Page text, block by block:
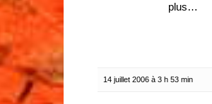
plus…
14 juillet 2006 à 3 h 53 min